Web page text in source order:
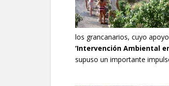
los grancanarios, cuyo
‘Intervención Ambiental
supuso un importante